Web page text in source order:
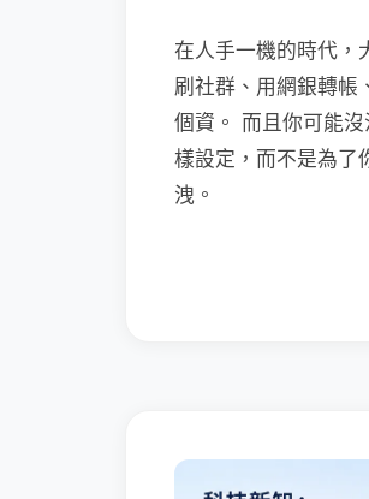
在人手一機的時代，
刷社群、用網銀轉帳
個資。 而且你可能
樣設定，而不是為了
洩。